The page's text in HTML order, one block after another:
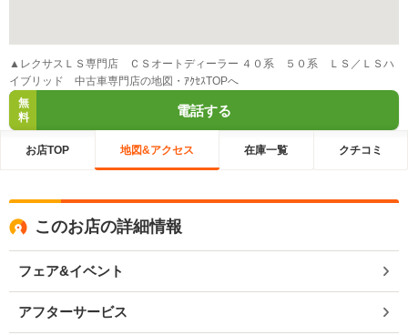
▲レクサスＬＳ専門店 ＣＳオートディーラー ４０系 ５０系 ＬＳ／ＬＳハ
イブリッド 中古車専門店の地図・ｱｸｾｽTOPへ
無
料
電話する
お店TOP 地図&アクセス 在庫一覧 クチコミ
このお店の詳細情報
フェア&イベント
アフターサービス